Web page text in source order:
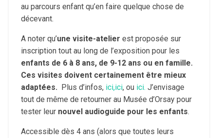
au parcours enfant qu’en faire quelque chose de
décevant.
A noter qu’une visite-atelier est proposée sur
inscription tout au long de l’exposition pour les
enfants de 6 à 8 ans, de 9-12 ans ou en famille.
Ces visites doivent certainement être mieux
adaptées.
Plus d’infos, ici,ici, ou ici. J’envisage
tout de même de retourner au Musée d’Orsay pour
tester leur nouvel audioguide pour les enfants.
Accessible dès 4 ans (alors que toutes leurs